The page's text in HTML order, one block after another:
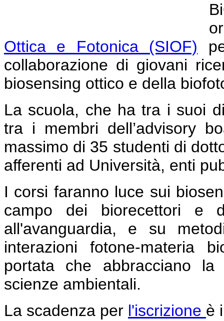
Ottica e Fotonica (SIOF)
collaborazione di giovani
biosensing ottico e della
La scuola, che ha tra i suoi
tra i membri dell’advisory
massimo di 35 studenti di
afferenti ad Università, enti
I corsi faranno luce sui
campo dei biorecettori e
all'avanguardia, e su
interazioni fotone-materia
portata che abbracciano la
scienze ambientali.
La scadenza per l'iscrizione è